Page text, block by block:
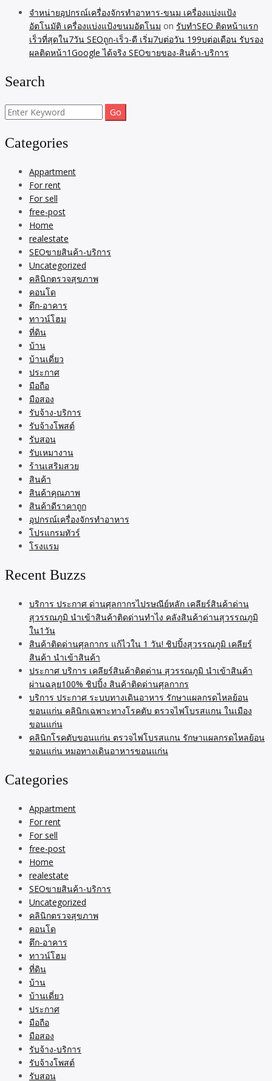
จำหน่ายอุปกรณ์เครื่องจักรทำอาหาร-ขนม เครื่องแบ่งแป้ง
อัตโนมัติ เครื่องแบ่งแป้งขนมอัตโนม on รับทำSEO ติดหน้าแรก
เร็วที่สุดใน7วัน SEOถูก-เร็ว-ดี เริ่ม7บต่อวัน 199บต่อเดือน รับรอง
ผลติดหน้า1Google ได้จริง SEOขายของ-สินค้า-บริการ
Search
Search
for:
Categories
Appartment
For rent
For sell
free-post
Home
realestate
SEOขายสินค้า-บริการ
Uncategorized
คลินิกตรวจสุขภาพ
คอนโด
ตึก-อาคาร
ทาวน์โฮม
ที่ดิน
บ้าน
บ้านเดี่ยว
ประกาศ
มือถือ
มือสอง
รับจ้าง-บริการ
รับจ้างโพสต์
รับสอน
รับเหมางาน
ร้านเสริมสวย
สินค้า
สินค้าคุณภาพ
สินค้าดีราคาถูก
อุปกรณ์เครื่องจักรทำอาหาร
โปรแกรมทัวร์
โรงแรม
Recent Buzzs
บริการ ประกาศ ด่านศุลกากรไปรษณีย์หลัก เคลียร์สินค้าด่าน
สุวรรณภูมิ นำเข้าสินค้าติดด่านทำไง คลังสินค้าด่านสุวรรณภูมิ
ใน1วัน
สินค้าติดด่านศุลกากร แก้ไวใน 1 วัน! ชิปปิ้งสุวรรณภูมิ เคลียร์
สินค้า นำเข้าสินค้า
ประกาศ บริการ เคลียร์สินค้าติดด่าน สุวรรณภูมิ นำเข้าสินค้า
ผ่านฉลุย100% ชิปปิ้ง สินค้าติดด่านศุลกากร
บริการ ประกาศ ระบบทางเดินอาหาร รักษาแผลกรดไหลย้อน
ขอนแก่น คลินิกเฉพาะทางโรคตับ ตรวจไฟโบรสแกน ในเมือง
ขอนแก่น
คลินิกโรคตับขอนแก่น ตรวจไฟโบรสแกน รักษาแผลกรดไหลย้อน
ขอนแก่น หมอทางเดินอาหารขอนแก่น
Categories
Appartment
For rent
For sell
free-post
Home
realestate
SEOขายสินค้า-บริการ
Uncategorized
คลินิกตรวจสุขภาพ
คอนโด
ตึก-อาคาร
ทาวน์โฮม
ที่ดิน
บ้าน
บ้านเดี่ยว
ประกาศ
มือถือ
มือสอง
รับจ้าง-บริการ
รับจ้างโพสต์
รับสอน